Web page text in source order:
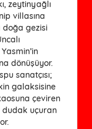
zeytinyağlı
villasına
doğa gezisi
dönüşüyor.
sanatçısı;
galaksisine
çeviren
dudak uçuran